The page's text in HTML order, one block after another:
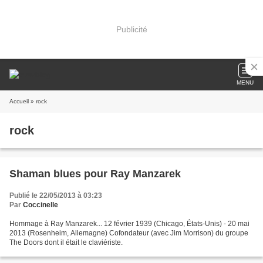
Publicité
MENU
Accueil » rock
rock
Shaman blues pour Ray Manzarek
Publié le 22/05/2013 à 03:23
Par Coccinelle
Hommage à Ray Manzarek... 12 février 1939 (Chicago, États-Unis) - 20 mai
2013 (Rosenheim, Allemagne) Cofondateur (avec Jim Morrison) du groupe
The Doors dont il était le claviériste.